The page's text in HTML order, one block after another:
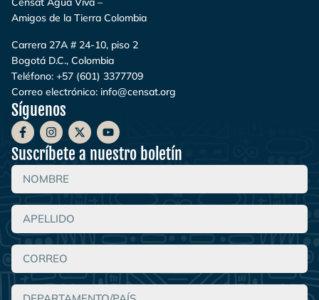
Amigos de la Tierra Colombia
Carrera 27A # 24-10, piso 2
Bogotá D.C., Colombia
Teléfono: +57 (601) 3377709
Correo electrónico: info@censat.org
Síguenos
Suscríbete a nuestro boletín